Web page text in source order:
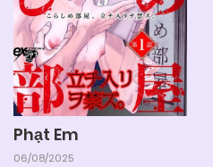
Phạt Em
06/08/2025